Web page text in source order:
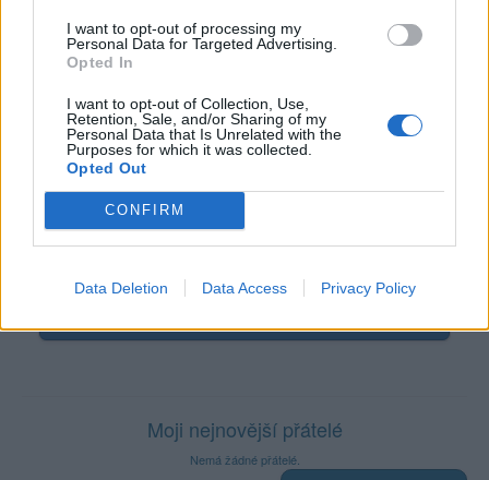
I want to opt-out of processing my
Personal Data for Targeted Advertising.
Opted In
I want to opt-out of Collection, Use,
Retention, Sale, and/or Sharing of my
Personal Data that Is Unrelated with the
Purposes for which it was collected.
Opted Out
CONFIRM
Data Deletion Data Access Privacy Policy
Nebýt otrok mocných technologií
Poslední 3 příspěvky na mé zdi
Nemá žádné příspěvky
Zobrazit celou mou zeď
Moji nejnovější přátelé
Nemá žádné přátelé.